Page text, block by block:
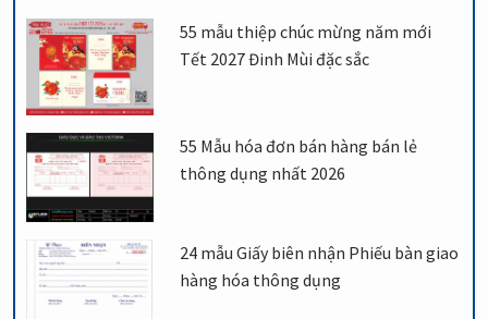
55 mẫu thiệp chúc mừng năm mới
Tết 2027 Đinh Mùi đặc sắc
55 Mẫu hóa đơn bán hàng bán lẻ
thông dụng nhất 2026
24 mẫu Giấy biên nhận Phiếu bàn giao
hàng hóa thông dụng